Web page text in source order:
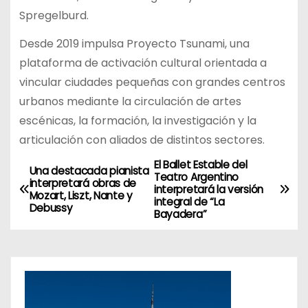
Spregelburd.
Desde 2019 impulsa Proyecto Tsunami, una
plataforma de activación cultural orientada a
vincular ciudades pequeñas con grandes centros
urbanos mediante la circulación de artes
escénicas, la formación, la investigación y la
articulación con aliados de distintos sectores.
N
a
El Ballet Estable del
Teatro Argentino
interpretará la versión
integral de “La
Bayadera”
Una destacada pianista
interpretará obras de
Mozart, Liszt, Nante y
Debussy